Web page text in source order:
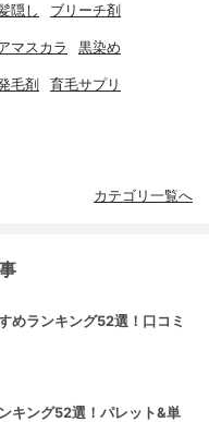
隠し ブリーチ剤
マスカラ 黒染め
毛剤 育毛サプリ
カテゴリ一覧へ
めランキング52選！口コミ
キング52選！パレット&単